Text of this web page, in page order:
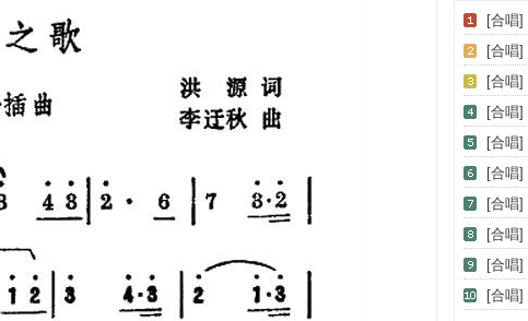
[合唱]
[合唱]
[合唱]
[合唱]
[合唱]
[合唱]
[合唱]
[合唱]
[合唱]
[合唱]